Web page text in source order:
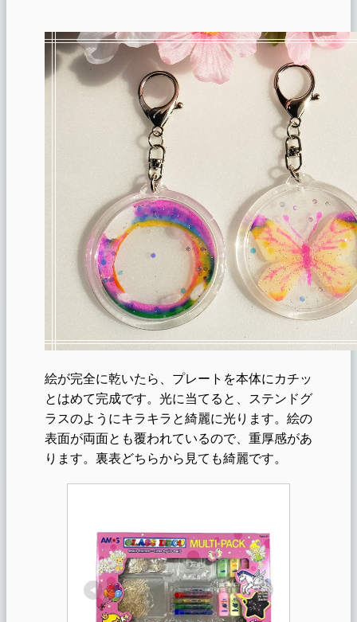
絵が完全に乾いたら、プレートを本体にカチッ
とはめて完成です。光に当てると、ステンドグ
ラスのようにキラキラと綺麗に光ります。絵の
表面が両面とも覆われているので、重厚感があ
ります。裏表どちらから見ても綺麗です。